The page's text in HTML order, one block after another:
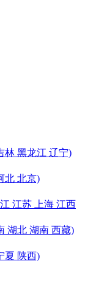
林 黑龙江 辽宁)
北 北京)
江苏 上海 江西
湖北 湖南 西藏)
夏 陕西)